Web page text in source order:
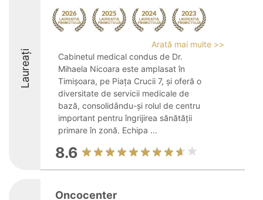
Laureați
Arată mai multe >>
Cabinetul medical condus de Dr.
Mihaela Nicoara este amplasat în
Timișoara, pe Piața Crucii 7, și oferă o
diversitate de servicii medicale de
bază, consolidându-și rolul de centru
important pentru îngrijirea sănătății
primare în zonă. Echipa ...
8.6
Oncocenter